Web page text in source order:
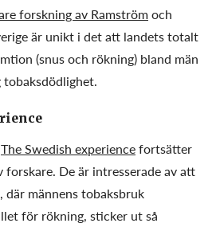
forskning av Ramströmoch
är unikt i det att landets totalt
(snus och rökning) bland män
The Swedish experiencefortsätter
forskare. De är intresserade av att
männens tobaksbruk
för rökning, sticker ut så